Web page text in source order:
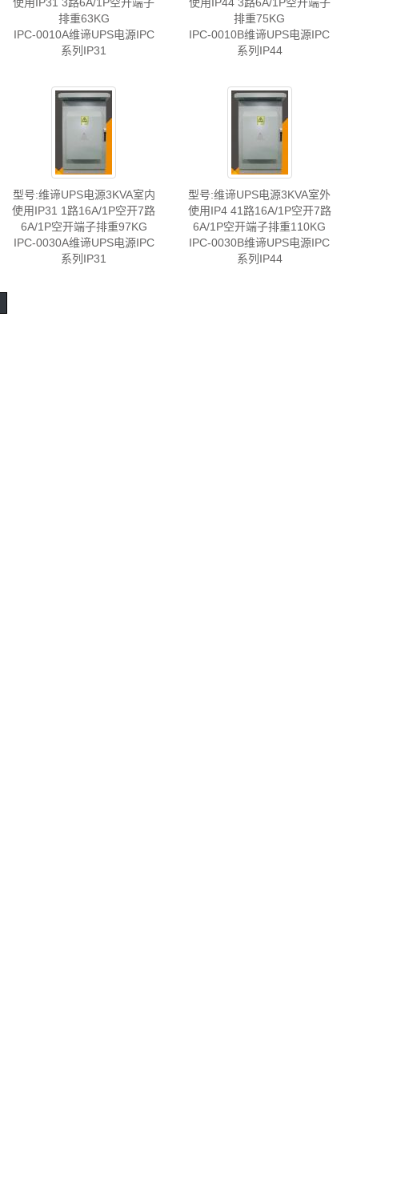
排重63KG
IPC-0010A维谛UPS电源IPC
系列IP31
排重75KG
IPC-0010B维谛UPS电源IPC
系列IP44
型号:维谛UPS电源3KVA室内
使用IP31 1路16A/1P空开7路
6A/1P空开端子排重97KG
IPC-0030A维谛UPS电源IPC
系列IP31
型号:维谛UPS电源3KVA室外
使用IP4 41路16A/1P空开7路
6A/1P空开端子排重110KG
IPC-0030B维谛UPS电源IPC
系列IP44